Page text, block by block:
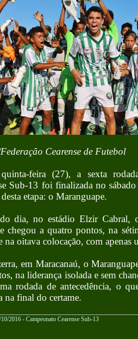
Cearense de Futebol
feira (27), a sexta
Sub-13 foi finalizada no
etapa: o Maranguape.
dia, no estádio Elzir Cabral,
a quatro pontos, na
na oitava colocação, com
em Maracanaú, o
na liderança isolada e sem
rodada de antecedência, o
na final do certame.